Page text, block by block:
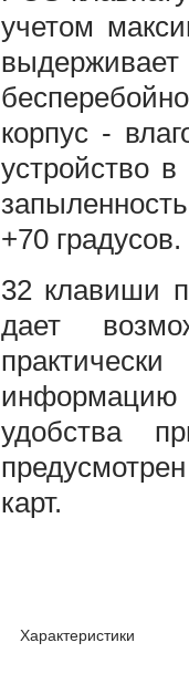
учетом
корпус -
устройство
+70 градусов.
32 клавиши
дает
информацию
удобства
карт.
Характеристики